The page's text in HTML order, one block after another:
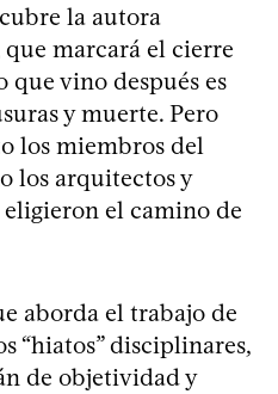
la autora
que marcará el cierre
que vino después es
y muerte. Pero
los miembros del
los arquitectos y
el camino de
aborda el trabajo de
“hiatos” disciplinares,
de objetividad y